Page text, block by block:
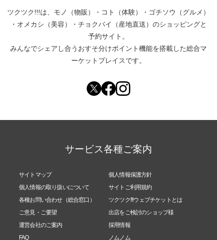
ツクツク!!!は、 モノ（物販） ・ コト（体験） ・ ゴチソウ（グルメ）
・ オメカシ（美容） ・ チョクバイ（産地直送） のショッピングと
予約サイト。
みんなでシェアし合う おすそ分けポイント機能を搭載した総合マ
ーケットプレイスです。
サービス各種ご案内
サイトマップ
個人情報保護方針
個人情報の取り扱いについて
サイトご利用規約
各種お問い合わせ（総合窓口）
ツクツク!!!ウェブチケットとは
ご意見・ご要望
出店をご検討のショップ様
運営会社のご案内
採用情報
FAQ
ノムノム